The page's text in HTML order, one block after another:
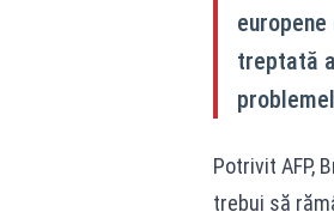
treptată
Potrivit AFP,
trebui să